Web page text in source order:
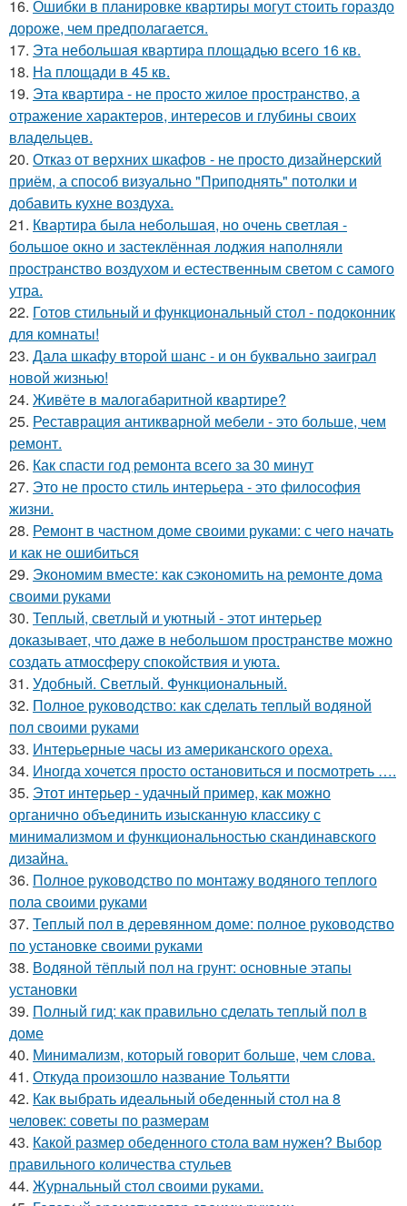
16. Ошибки в планировке квартиры могут стоить гораздо
дороже, чем предполагается.
17. Эта небольшая квартира площадью всего 16 кв.
18. На площади в 45 кв.
19. Эта квартира - не просто жилое пространство, а
отражение характеров, интересов и глубины своих
владельцев.
20. Отказ от верхних шкафов - не просто дизайнерский
приём, а способ визуально "Приподнять" потолки и
добавить кухне воздуха.
21. Квартира была небольшая, но очень светлая -
большое окно и застеклённая лоджия наполняли
пространство воздухом и естественным светом с самого
утра.
22. Готов стильный и функциональный стол - подоконник
для комнаты!
23. Дала шкафу второй шанс - и он буквально заиграл
новой жизнью!
24. Живёте в малогабаритной квартире?
25. Реставрация антикварной мебели - это больше, чем
ремонт.
26. Как спасти год ремонта всего за 30 минут
27. Это не просто стиль интерьера - это философия
жизни.
28. Ремонт в частном доме своими руками: с чего начать
и как не ошибиться
29. Экономим вместе: как сэкономить на ремонте дома
своими руками
30. Теплый, светлый и уютный - этот интерьер
доказывает, что даже в небольшом пространстве можно
создать атмосферу спокойствия и уюта.
31. Удобный. Светлый. Функциональный.
32. Полное руководство: как сделать теплый водяной
пол своими руками
33. Интерьерные часы из американского ореха.
34. Иногда хочется просто остановиться и посмотреть ….
35. Этот интерьер - удачный пример, как можно
органично объединить изысканную классику с
минимализмом и функциональностью скандинавского
дизайна.
36. Полное руководство по монтажу водяного теплого
пола своими руками
37. Теплый пол в деревянном доме: полное руководство
по установке своими руками
38. Водяной тёплый пол на грунт: основные этапы
установки
39. Полный гид: как правильно сделать теплый пол в
доме
40. Минимализм, который говорит больше, чем слова.
41. Откуда произошло название Тольятти
42. Как выбрать идеальный обеденный стол на 8
человек: советы по размерам
43. Какой размер обеденного стола вам нужен? Выбор
правильного количества стульев
44. Журнальный стол своими руками.